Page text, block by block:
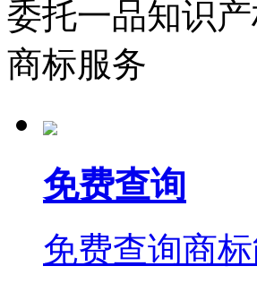
委托一品知识
商标服务
免费查询
免费查询商